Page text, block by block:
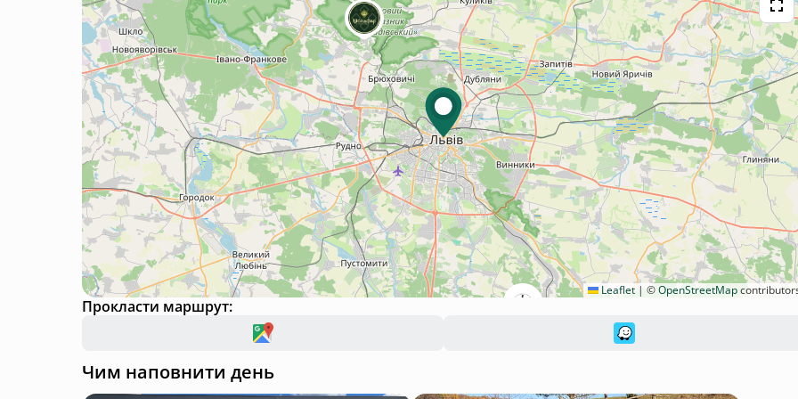
Leaflet | ©OpenStreetMap
Прокласти маршрут:
Чим наповнити день